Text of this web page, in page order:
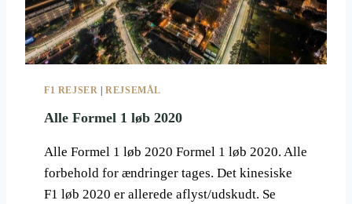
I
X
F1 REJSER |REJSEMÅL
Alle Formel 1 løb 2020
Alle Formel 1 løb 2020 Formel 1 løb 2020. Alle
forbehold for ændringer tages. Det kinesiske
F1 løb 2020 er allerede aflyst/udskudt. Se